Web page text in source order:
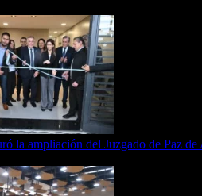
la ampliación del Juzgado de Paz de